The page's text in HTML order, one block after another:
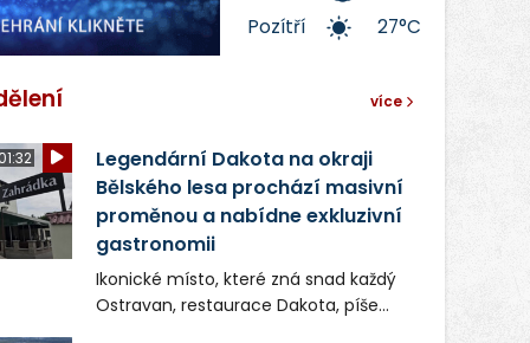
video
Pozítří
27°C
více
Legendární Dakota na okraji
Bělského lesa prochází masivní
proměnou a nabídne exkluzivní
gastronomii
Ikonické místo, které zná snad každý
Ostravan, restaurace Dakota, píše